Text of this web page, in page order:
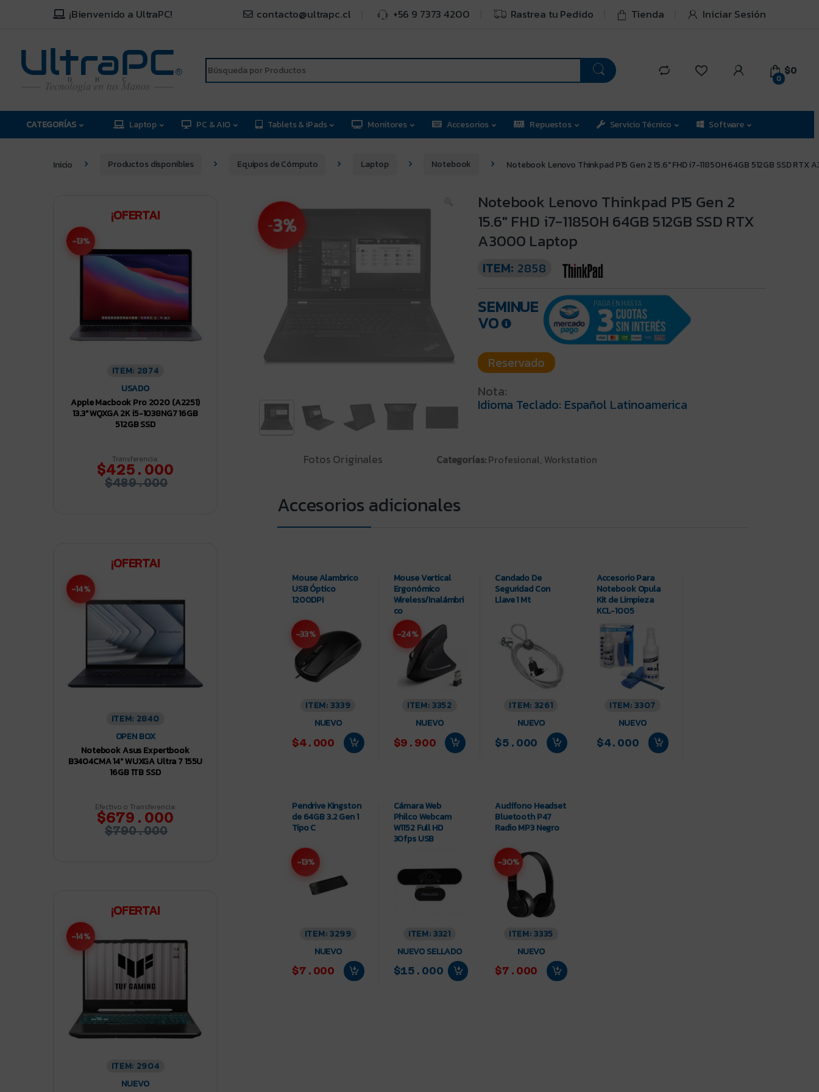
¡Bienvenido a UltraPC! contacto@ultrapc.cl +56 9 7373 4200 Rastrea tu Pedido Tienda Iniciar Sesión
C
H
D
R
0
$0
CATEGORÍAS Laptop PC & AIO Tablets & iPads Monitores Accesorios Repuestos Servicio Técnico Software
Inicio Productos disponibles Equipos de Cómputo Laptop Notebook Notebook Lenovo Thinkpad P15 Gen 2 15.6″ FHD i7-11850H 64GB 512GB SSD
-3%
Notebook Lenovo Thinkpad P15 Gen 2
15.6″ FHD i7-11850H 64GB 512GB SSD RTX
A3000 Laptop
ITEM: 2858
SEMINUE
VO
Nota:
Idioma Teclado: Español Latinoamerica
Fotos Originales Categorías:Profesional, Workstation
Mouse Alambrico
USB Óptico
1200DPI
-33%
ITEM: 3339
NUEVO
$4.000
Mouse Vertical
Ergonómico
Wireless/Inalámbri
co
-24%
ITEM: 3352
NUEVO
$9.900
Candado De
Seguridad Con
Llave 1 Mt
ITEM: 3261
NUEVO
$5.000
Accesorio Para
Notebook Opula
Kit de Limpieza
KCL-1005
ITEM: 3307
NUEVO
$4.000
Pendrive Kingston
de 64GB 3.2 Gen 1
Tipo C
-13%
ITEM: 3299
NUEVO
$7.000
Cámara Web
Philco Webcam
W1152 Full HD
30fps USB
ITEM: 3321
NUEVO SELLADO
$15.000
Audífono Headset
Bluetooth P47
Radio MP3 Negro
-30%
ITEM: 3335
NUEVO
$7.000
¡OFERTA!
-13%
ITEM: 2874
USADO
Apple Macbook Pro 2020 (A2251)
13.3″ WQXGA 2K i5-1038NG7 16GB
512GB SSD
Transferencia:
$425.000
$489.000
¡OFERTA!
-14%
ITEM: 2840
OPEN BOX
Notebook Asus Expertbook
B3404CMA 14″ WUXGA Ultra 7 155U
16GB 1TB SSD
Efectivo o Transferencia:
$679.000
$790.000
¡OFERTA!
-14%
ITEM: 2904
NUEVO